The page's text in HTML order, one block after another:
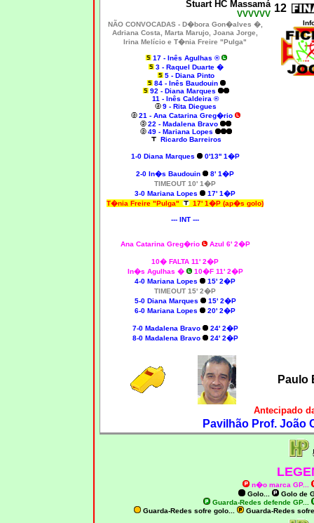
Stuart HC Massamá
VVVVVV 12
NÃO CONVOCADAS - D�bora Gon�alves �,
Adriana Costa, Marta Marujo, Joana Jorge,
Irina Melício e T�nia Freire "Pulga"
17 - Inês Agulhas ®
3 - Raquel Duarte �
5 - Diana Pinto
84 - Inês Baudouin
92 - Diana Marques
11 - Inês Caldeira ®
9 - Rita Diegues
21 - Ana Catarina Greg�rio
22 - Madalena Bravo
49 - Mariana Lopes
Ricardo Barreiros
1-0 Diana Marques 0'13'' 1�P
2-0 In�s Baudouin
8' 1�P
TIMEOUT 10' 1�P
3-0 Mariana Lopes
17' 1�P
T�nia Freire "Pulga"
17' 1�P (ap�s golo)
--- INT ---
Ana Catarina Greg�rio Azul 6' 2�P
10� FALTA 11' 2�P
In�s Agulhas �
10�F 11' 2�P
4-0 Mariana Lopes
15' 2�P
TIMEOUT 15' 2�P
5-0 Diana Marques
15' 2�P
6-0 Mariana Lopes
20' 2�P
7-0 Madalena Bravo
24' 2�P
8-0 Madalena Bravo
24' 2�P
Paulo
Antecipado
Pavilhão Prof. João
n�o marca GP...
Golo...
Golo de
Guarda-Redes defende GP...
Guarda-Redes sofre golo...
Guarda-Redes